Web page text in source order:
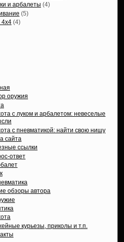
и арбалеты (4)
(5)
4х4 (4)
оружия
с луком и арбалетом: невеселые
с пневматикой: найти свою нишу
сайта
ссылки
ответ
обзоры автора
курьезы, приколы и т.п.